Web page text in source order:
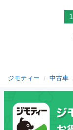
1
ジモティー 中古車